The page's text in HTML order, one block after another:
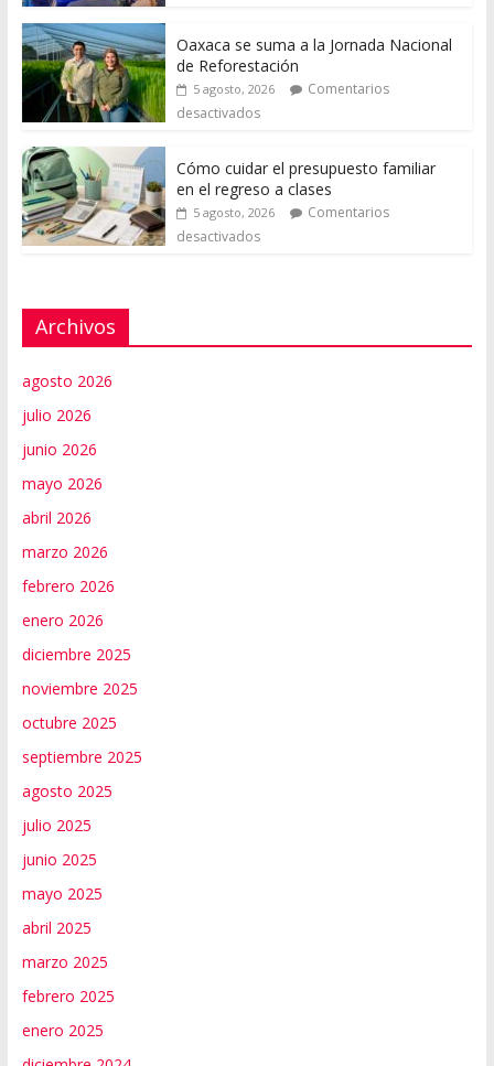
Oaxaca se suma a la Jornada Nacional
de Reforestación
5 agosto, 2026
Comentarios
desactivados
Cómo cuidar el presupuesto familiar
en el regreso a clases
5 agosto, 2026
Comentarios
desactivados
Archivos
agosto 2026
julio 2026
junio 2026
mayo 2026
abril 2026
marzo 2026
febrero 2026
enero 2026
diciembre 2025
noviembre 2025
octubre 2025
septiembre 2025
agosto 2025
julio 2025
junio 2025
mayo 2025
abril 2025
marzo 2025
febrero 2025
enero 2025